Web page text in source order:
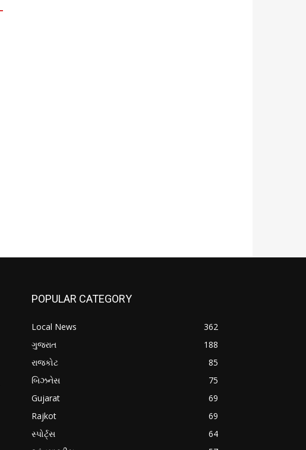
POPULAR CATEGORY
Local News
362
ગુજરાત
188
રાજકોટ
85
બિઝનેસ
75
Gujarat
69
Rajkot
69
સ્પોર્ટ્સ
64